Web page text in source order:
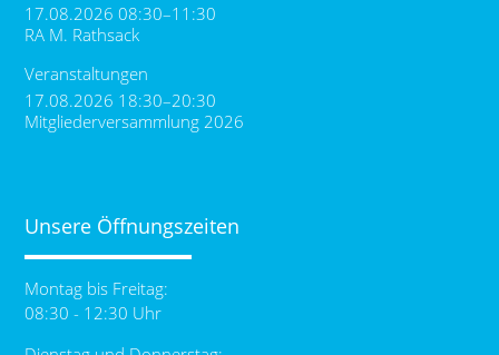
17.08.2026 08:30–11:30
RA M. Rathsack
Veranstaltungen
17.08.2026 18:30–20:30
Mitgliederversammlung 2026
Unsere Öffnungszeiten
Montag bis Freitag:
08:30 - 12:30 Uhr